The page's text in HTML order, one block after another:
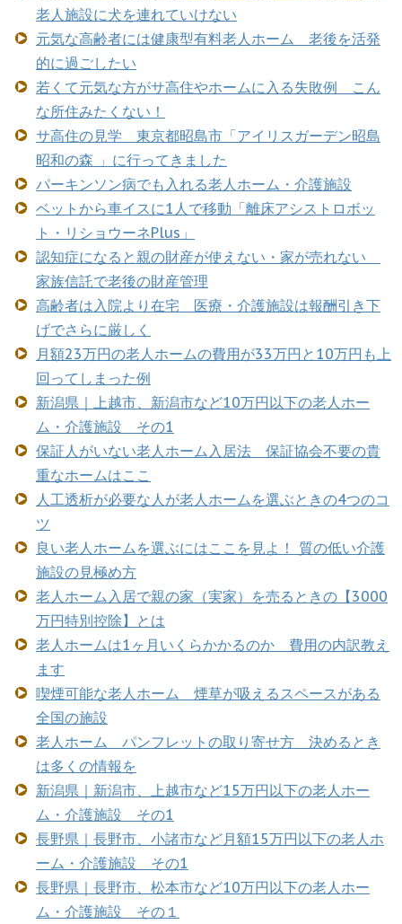
老人施設に犬を連れていけない
元気な高齢者には健康型有料老人ホーム 老後を活発
的に過ごしたい
若くて元気な方がサ高住やホームに入る失敗例 こん
な所住みたくない！
サ高住の見学 東京都昭島市「アイリスガーデン昭島
昭和の森 」に行ってきました
パーキンソン病でも入れる老人ホーム・介護施設
ベットから車イスに1人で移動「離床アシストロボッ
ト・リショウーネPlus」
認知症になると親の財産が使えない・家が売れない
家族信託で老後の財産管理
高齢者は入院より在宅 医療・介護施設は報酬引き下
げでさらに厳しく
月額23万円の老人ホームの費用が33万円と10万円も上
回ってしまった例
新潟県｜上越市、新潟市など10万円以下の老人ホー
ム・介護施設 その1
保証人がいない老人ホーム入居法 保証協会不要の貴
重なホームはここ
人工透析が必要な人が老人ホームを選ぶときの4つのコ
ツ
良い老人ホームを選ぶにはここを見よ！ 質の低い介護
施設の見極め方
老人ホーム入居で親の家（実家）を売るときの【3000
万円特別控除】とは
老人ホームは1ヶ月いくらかかるのか 費用の内訳教え
ます
喫煙可能な老人ホーム 煙草が吸えるスペースがある
全国の施設
老人ホーム パンフレットの取り寄せ方 決めるとき
は多くの情報を
新潟県｜新潟市、上越市など15万円以下の老人ホー
ム・介護施設 その1
長野県｜長野市、小諸市など月額15万円以下の老人ホ
ーム・介護施設 その1
長野県｜長野市、松本市など10万円以下の老人ホー
ム・介護施設 その１